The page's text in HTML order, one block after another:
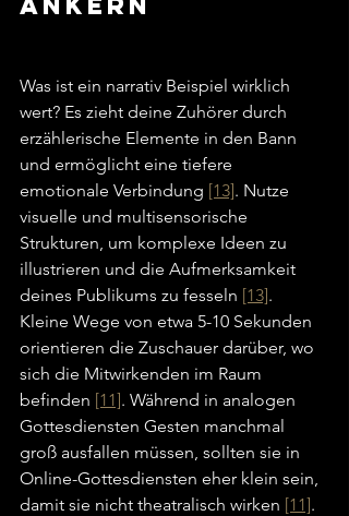
Was ist ein narrativ Beispiel wirklich
wert? Es zieht deine Zuhörer durch
erzählerische Elemente in den Bann
und ermöglicht eine tiefere
emotionale Verbindung [13]. Nutze
visuelle und multisensorische
Strukturen, um komplexe Ideen zu
illustrieren und die Aufmerksamkeit
deines Publikums zu fesseln [13].
Kleine Wege von etwa 5-10 Sekunden
orientieren die Zuschauer darüber, wo
sich die Mitwirkenden im Raum
befinden [11]. Während in analogen
Gottesdiensten Gesten manchmal
groß ausfallen müssen, sollten sie in
Online-Gottesdiensten eher klein sein,
damit sie nicht theatralisch wirken [11].